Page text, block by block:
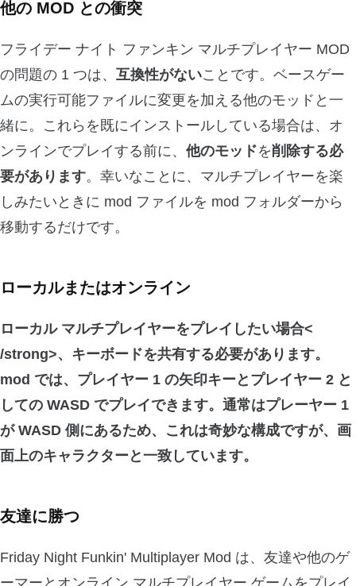
他の MOD との衝突
フライデー ナイト ファンキン マルチプレイヤー MOD
の問題の 1 つは、 互換性がないことです。ベースゲー
ムの実行可能ファイルに変更を加える他のモッドと一
緒に。これらを既にインストールしている場合は、オ
ンラインでプレイする前に、 他のモッドを削除する必
要があります。幸いなことに、マルチプレイヤーを楽
しみたいときに mod ファイルを mod フォルダーから
移動するだけです。
ローカルまたはオンライン
ローカル マルチプレイヤーをプレイしたい場合<
/strong>、キーボードを共有する必要があります。
mod では、 プレイヤー 1 の矢印キーと プレイヤー 2 と
しての WASD でプレイできます。通常はプレーヤー 1
が WASD 側にあるため、これは奇妙な構成ですが、画
面上のキャラクターと一致しています。
友達に勝つ
Friday Night Funkin' Multiplayer Mod は、友達や他のゲ
ーマーとオンライン マルチプレイヤー ゲームをプレイ